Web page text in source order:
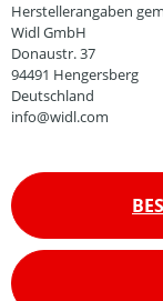
Herstellerangaben
Widl GmbH
Donaustr. 37
94491 Hengersberg
Deutschland
info@widl.com